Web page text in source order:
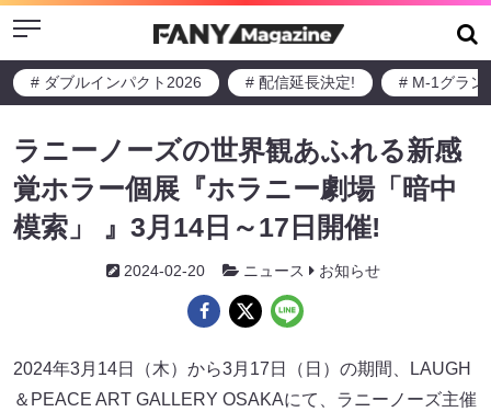
Menu
# ダブルインパクト2026 # 配信延長決定! # M-1グラン
ラニーノーズの世界観あふれる新感
覚ホラー個展『ホラニー劇場「暗中
模索」 』3月14日～17日開催!
2024-02-20 ニュース お知らせ
2024年3月14日（木）から3月17日（日）の期間、LAUGH
＆PEACE ART GALLERY OSAKAにて、ラニーノーズ主催